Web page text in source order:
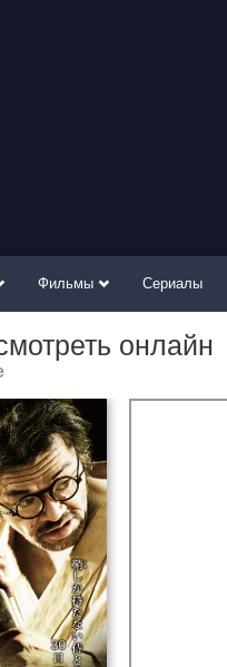
Фильмы Сериалы
онлайн